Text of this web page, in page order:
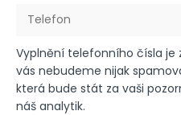
Vyplnění telefonního čísla je
vás nebudeme nijak
která bude stát za vaši
náš analytik.